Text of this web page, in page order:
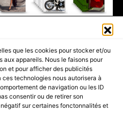
que les cookies pour stocker et/ou
appareils. Nous le faisons pour
et pour afficher des publicités
technologies nous autorisera à
de navigation ou les ID
consentir ou de retirer son
sur certaines fonctonnalités et
GROUP.EDITOR - ADVERTISING
MEDIANE.
35 MAGAZINES
Voyages Contact